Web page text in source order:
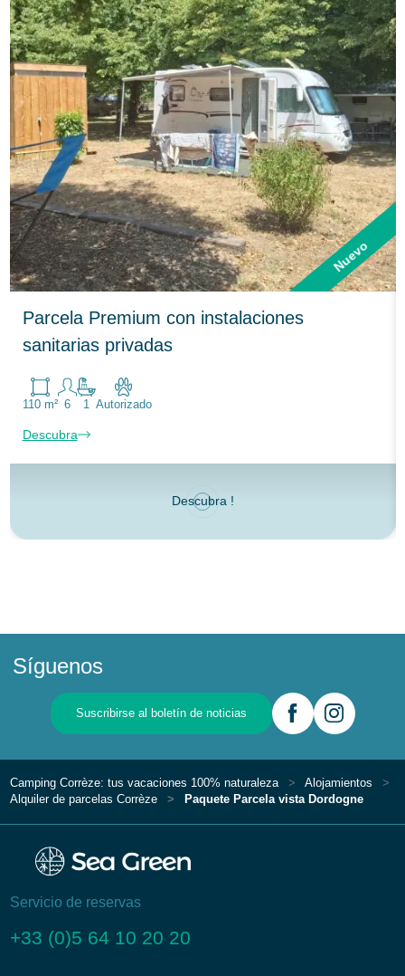
Nuevo
Parcela Premium con instalaciones
sanitarias privadas
110 m² 6 1 Autorizado
Descubra
Descubra !
Síguenos
Suscribirse al boletín de noticias
Camping Corrèze: tus vacaciones 100% naturaleza
Alojamientos
Alquiler de parcelas Corrèze
Paquete Parcela vista Dordogne
Servicio de reservas
+33 (0)5 64 10 20 20